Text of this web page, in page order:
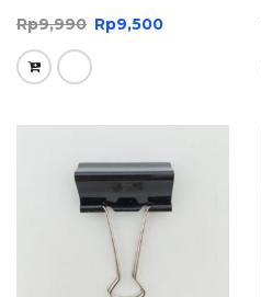
Rp9,990 Rp9,500